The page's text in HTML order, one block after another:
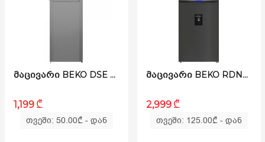
ᲛᲐᲪᲘᲕᲐᲠᲘ BEKO DSE 36000 S
1,199 ₾
თვეში: 50.00₾- დან
ᲛᲐᲪᲘᲕᲐᲠᲘ BEKO RDNE650E40DZXBRN BPRO 500
2,999 ₾
თვეში: 125.00₾- დან